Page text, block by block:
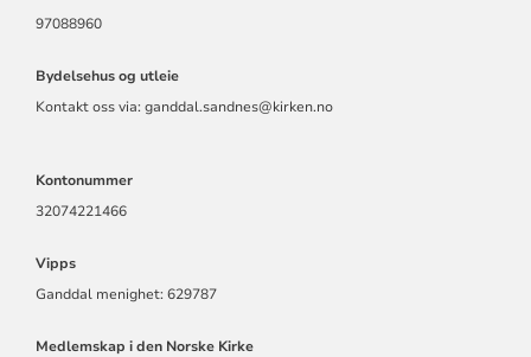
97088960
Bydelsehus og utleie
Kontakt oss via: ganddal.sandnes@kirken.no
Kontonummer
32074221466
Vipps
Ganddal menighet: 629787
Medlemskap i den Norske Kirke